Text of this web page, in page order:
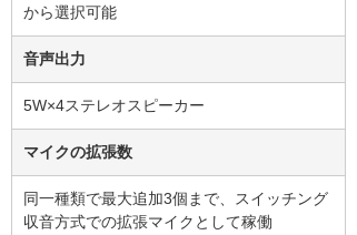
から選択可能
音声出力
5W×4ステレオスピーカー
マイクの拡張数
同一種類で最大追加3個まで、スイッチング
収音方式での拡張マイクとして稼働